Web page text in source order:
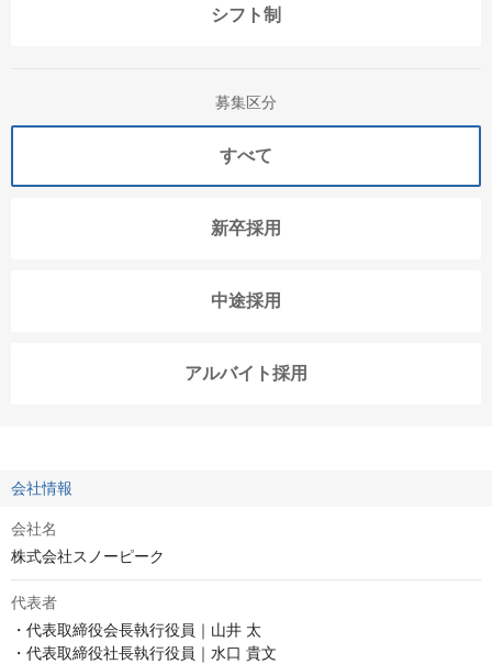
シフト制
募集区分
すべて
新卒採用
中途採用
アルバイト採用
会社情報
会社名
株式会社スノーピーク
代表者
・代表取締役会長執行役員｜山井 太
・代表取締役社長執行役員｜水口 貴文